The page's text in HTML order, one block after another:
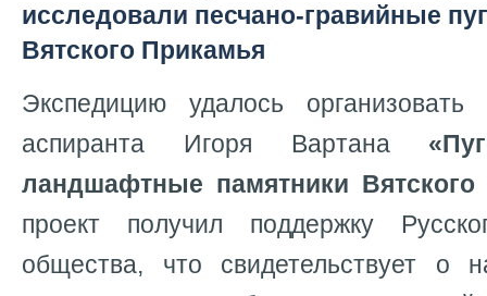
исследовали песчано-гравийные
Вятского Прикамья
Экспедицию удалось
аспиранта Игоря Вартана
ландшафтные памятники Вятского
проект получил поддержку
общества, что свидетельствует о